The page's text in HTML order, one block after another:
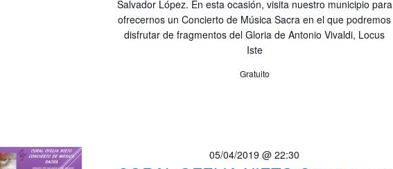
v
t
a
Salvador López. En esta ocasión, visita nuestro municipio para
ofrecernos un Concierto de Música Sacra en el que podremos
disfrutar de fragmentos del Gloria de Antonio Vivaldi, Locus
Iste
Gratuito
05/04/2019 @ 22:30